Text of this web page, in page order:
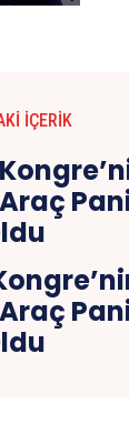
İÇERIK